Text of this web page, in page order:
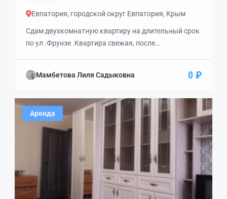
Евпатория, городской округ Евпатория, Крым
Сдам двухкомнатную квартиру на длительный срок
по ул .Фрунзе .Квартира свежая, после
Заходи и живи . Можно с маленькими детьми .
Мамбетова Лиля Садыковна 0 ₽
Аренда